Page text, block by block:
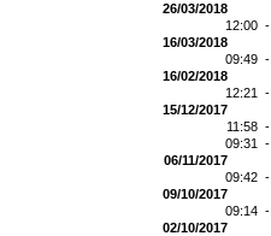
26/03/2018
12:00 -
16/03/2018
09:49 -
16/02/2018
12:21 -
15/12/2017
11:58 -
09:31 -
06/11/2017
09:42 -
09/10/2017
09:14 -
02/10/2017